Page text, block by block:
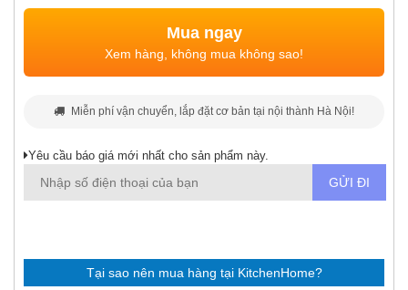
Mua ngay
Xem hàng, không mua không sao!
Miễn phí vận chuyển, lắp đặt cơ bản tại nội thành Hà Nội!
Yêu cầu báo giá mới nhất cho sản phẩm này.
Tại sao nên mua hàng tại KitchenHome?